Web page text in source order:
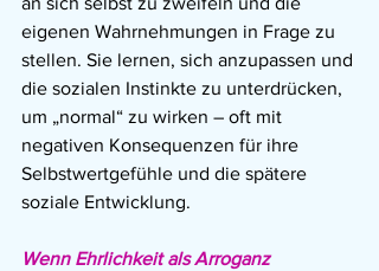
eigenen Wahrnehmungen in Frage zu
stellen. Sie lernen, sich anzupassen und
die sozialen Instinkte zu unterdrücken,
um „normal“ zu wirken – oft mit
negativen Konsequenzen für ihre
Selbstwertgefühle und die spätere
soziale Entwicklung.
Wenn Ehrlichkeit als Arroganz